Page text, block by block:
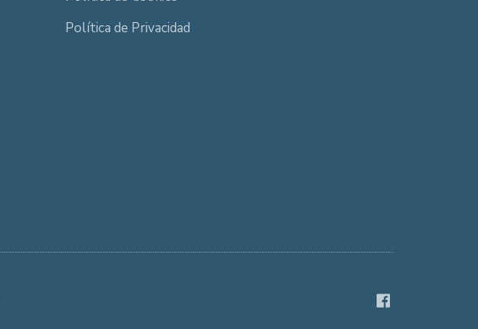
Política de Privacidad